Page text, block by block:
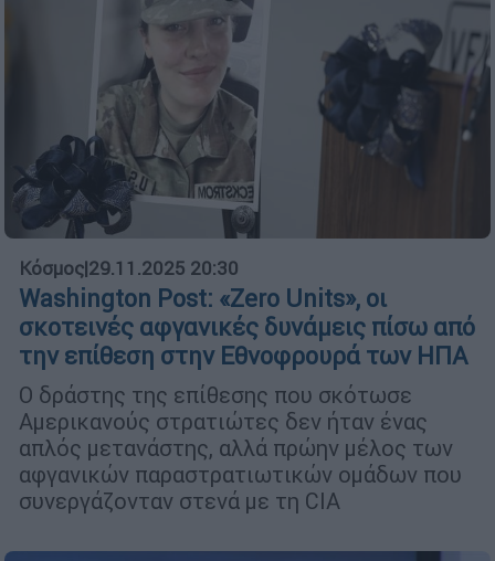
Κόσμος|29.11.2025 20:30
Washington Post: «Zero Units», οι
σκοτεινές αφγανικές δυνάμεις πίσω από
την επίθεση στην Εθνοφρουρά των ΗΠΑ
Ο δράστης της επίθεσης που σκότωσε
Αμερικανούς στρατιώτες δεν ήταν ένας
απλός μετανάστης, αλλά πρώην μέλος των
αφγανικών παραστρατιωτικών ομάδων που
συνεργάζονταν στενά με τη CIA